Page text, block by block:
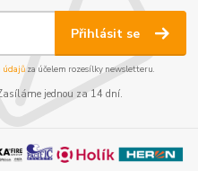
Přihlásit se
údajůza účelem rozesílky newsletteru.
jednou za 14 dní.